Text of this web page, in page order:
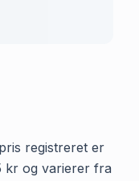
registreret er
kr og varierer fra